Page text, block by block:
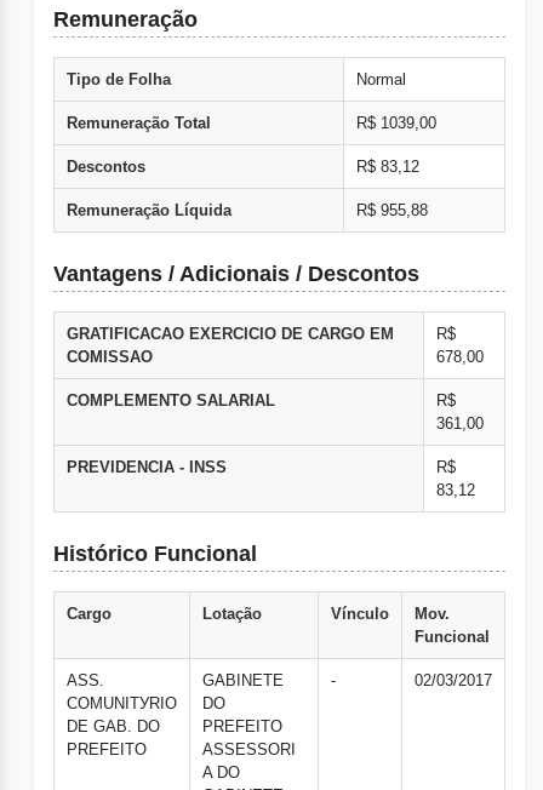
Remuneração
Tipo de Folha Normal
Remuneração Total R$ 1039,00
Descontos R$ 83,12
Remuneração Líquida R$ 955,88
Vantagens / Adicionais / Descontos
GRATIFICACAO EXERCICIO DE CARGO EM
COMISSAO
R$
678,00
COMPLEMENTO SALARIAL
R$
361,00
PREVIDENCIA - INSS
R$
83,12
Histórico Funcional
Cargo Lotação Vínculo
Mov.
Funcional
ASS.
COMUNITУRIO
DE GAB. DO
PREFEITO
GABINETE
DO
PREFEITO
ASSESSORI
A DO
- 02/03/2017